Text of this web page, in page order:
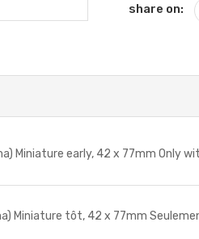
share on:
Miniature early, 42 x 77mm
Miniature tôt, 42 x 77mm